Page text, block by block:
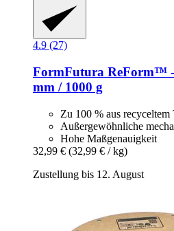
4.9 (27)
FormFutura ReForm™
mm / 1000 g
Zu 100 % aus recyceltem
Außergewöhnliche
Hohe Maßgenauigkeit
32,99 € (32,99 € / kg)
Zustellung bis 12. August